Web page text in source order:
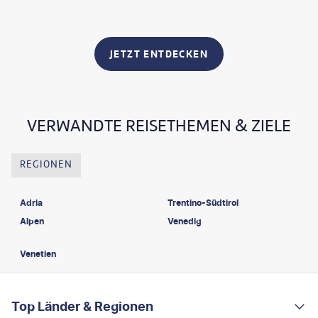
JETZT ENTDECKEN
VERWANDTE REISETHEMEN & ZIELE
REGIONEN
Adria
Alpen
Trentino-Südtirol
Venedig
Venetien
Footer navigation
Top Länder & Regionen